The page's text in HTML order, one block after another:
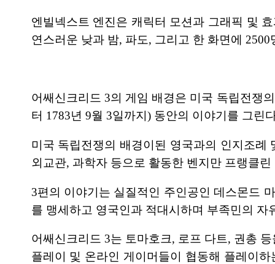
엔빌넥스트 엔진은 캐릭터 모션과 그래픽 및
연스러운 낮과 밤, 파도, 그리고 한 화면에
어쌔신크리드 3의 게임 배경은 미국 독립전쟁
터 1783년 9월 3일까지) 동안의 이야기를 그린
미국 독립전쟁의 배경이된 영국과의 인지조
외교관, 과학자 등으로 활동한 벤지만 프랭클
3편의 이야기는 실질적인 주인공인 데스몬드
를 맹세하고 영국인과 적대시하며 부족민의 자
어쌔신크리드 3는 토마호크, 로프 다트, 권총
플레이 및 온라인 게이머들이 협동해 플레이